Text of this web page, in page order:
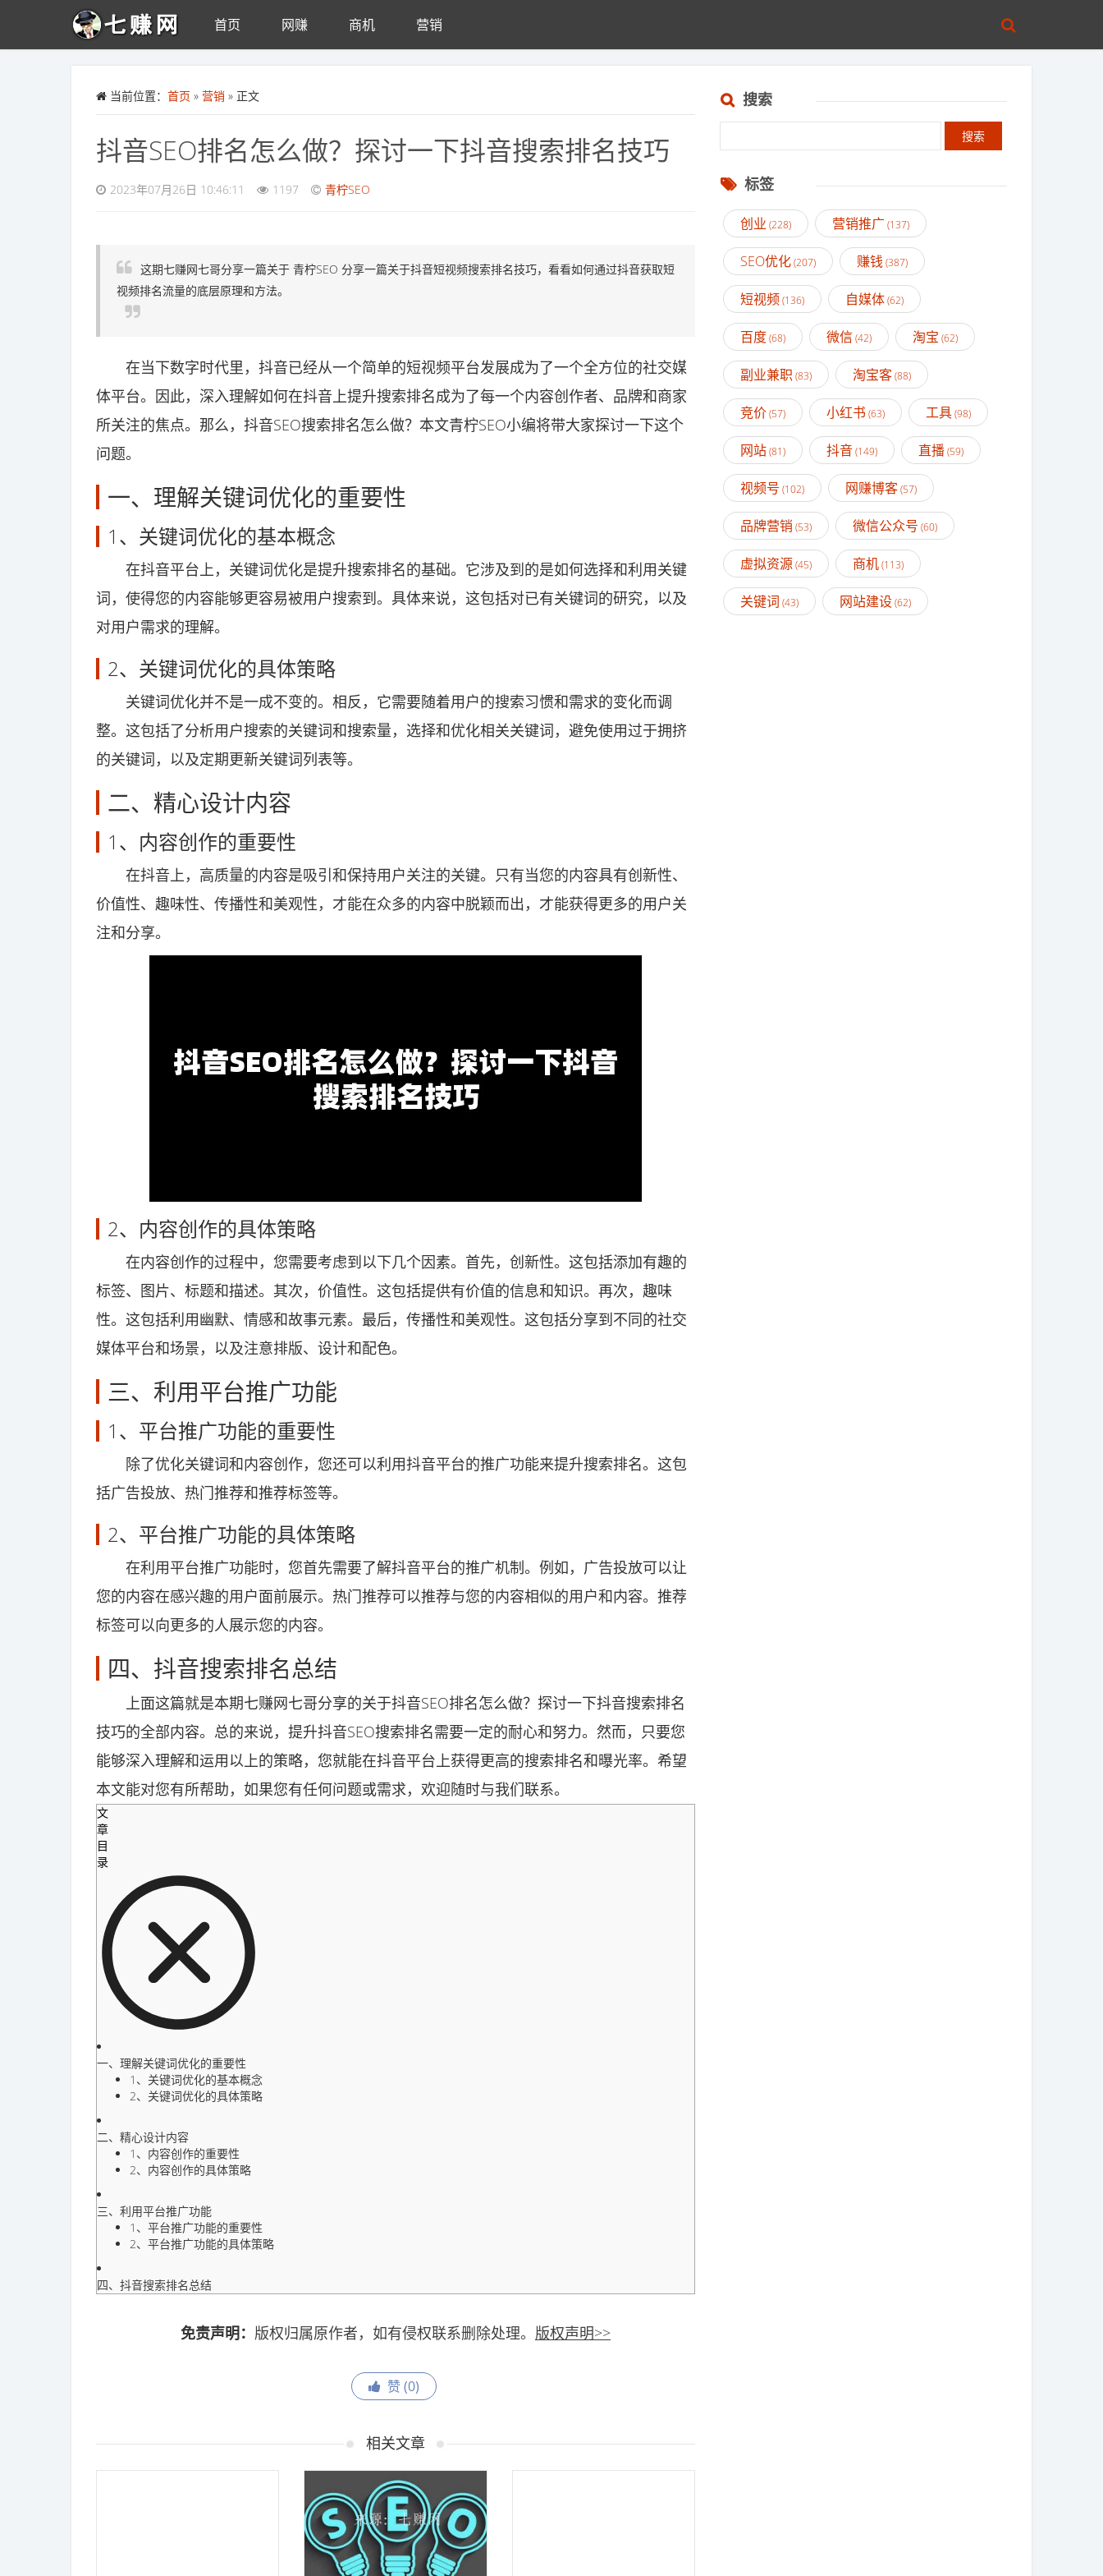
首页 网赚 商机 营销
当前位置： 首页 » 营销 » 正文
抖音SEO排名怎么做？探讨一下抖音搜索排名技巧
2023年07月26日 10:46:11 1197 青柠SEO
这期七赚网七哥分享一篇关于 青柠SEO 分享一篇关于抖音短视频搜索排名技巧，看看如何通过抖音获取短
视频排名流量的底层原理和方法。
在当下数字时代里，抖音已经从一个简单的短视频平台发展成为了一个全方位的社交媒
体平台。因此，深入理解如何在抖音上提升搜索排名成为了每一个内容创作者、品牌和商家
所关注的焦点。那么，抖音SEO搜索排名怎么做？本文青柠SEO小编将带大家探讨一下这个
问题。
一、理解关键词优化的重要性
1、关键词优化的基本概念
在抖音平台上，关键词优化是提升搜索排名的基础。它涉及到的是如何选择和利用关键
词，使得您的内容能够更容易被用户搜索到。具体来说，这包括对已有关键词的研究，以及
对用户需求的理解。
2、关键词优化的具体策略
关键词优化并不是一成不变的。相反，它需要随着用户的搜索习惯和需求的变化而调
整。这包括了分析用户搜索的关键词和搜索量，选择和优化相关关键词，避免使用过于拥挤
的关键词，以及定期更新关键词列表等。
二、精心设计内容
1、内容创作的重要性
在抖音上，高质量的内容是吸引和保持用户关注的关键。只有当您的内容具有创新性、
价值性、趣味性、传播性和美观性，才能在众多的内容中脱颖而出，才能获得更多的用户关
注和分享。
2、内容创作的具体策略
在内容创作的过程中，您需要考虑到以下几个因素。首先，创新性。这包括添加有趣的
标签、图片、标题和描述。其次，价值性。这包括提供有价值的信息和知识。再次，趣味
性。这包括利用幽默、情感和故事元素。最后，传播性和美观性。这包括分享到不同的社交
媒体平台和场景，以及注意排版、设计和配色。
三、利用平台推广功能
1、平台推广功能的重要性
除了优化关键词和内容创作，您还可以利用抖音平台的推广功能来提升搜索排名。这包
括广告投放、热门推荐和推荐标签等。
2、平台推广功能的具体策略
在利用平台推广功能时，您首先需要了解抖音平台的推广机制。例如，广告投放可以让
您的内容在感兴趣的用户面前展示。热门推荐可以推荐与您的内容相似的用户和内容。推荐
标签可以向更多的人展示您的内容。
四、抖音搜索排名总结
上面这篇就是本期七赚网七哥分享的关于抖音SEO排名怎么做？探讨一下抖音搜索排名
技巧的全部内容。总的来说，提升抖音SEO搜索排名需要一定的耐心和努力。然而，只要您
能够深入理解和运用以上的策略，您就能在抖音平台上获得更高的搜索排名和曝光率。希望
本文能对您有所帮助，如果您有任何问题或需求，欢迎随时与我们联系。
文
章
目
录
一、理解关键词优化的重要性
1、关键词优化的基本概念
2、关键词优化的具体策略
二、精心设计内容
1、内容创作的重要性
2、内容创作的具体策略
三、利用平台推广功能
1、平台推广功能的重要性
2、平台推广功能的具体策略
四、抖音搜索排名总结
免责声明： 版权归属原作者，如有侵权联系删除处理。 版权声明>>
赞 (0)
相关文章
搜索
标签
创业 (228) 营销推广 (137)
SEO优化(207) 赚钱(387)
短视频(136) 自媒体(62)
百度(68) 微信(42) 淘宝 (62)
副业兼职 (83) 淘宝客(88)
竞价(57) 小红书 (63) 工具(98)
网站(81) 抖音(149) 直播(59)
视频号 (102) 网赚博客(57)
品牌营销 (53) 微信公众号 (60)
虚拟资源(45) 商机(113)
关键词 (43) 网站建设(62)